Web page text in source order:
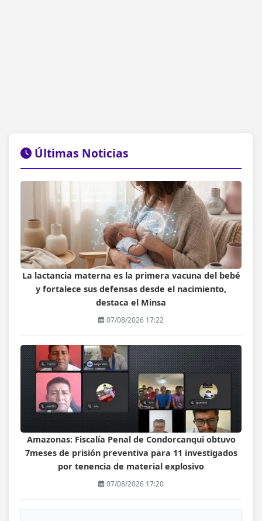
Últimas Noticias
La lactancia materna es la primera vacuna del bebé
y fortalece sus defensas desde el nacimiento,
destaca el Minsa
07/08/2026 17:22
Amazonas: Fiscalía Penal de Condorcanqui obtuvo
7meses de prisión preventiva para 11 investigados
por tenencia de material explosivo
07/08/2026 17:20